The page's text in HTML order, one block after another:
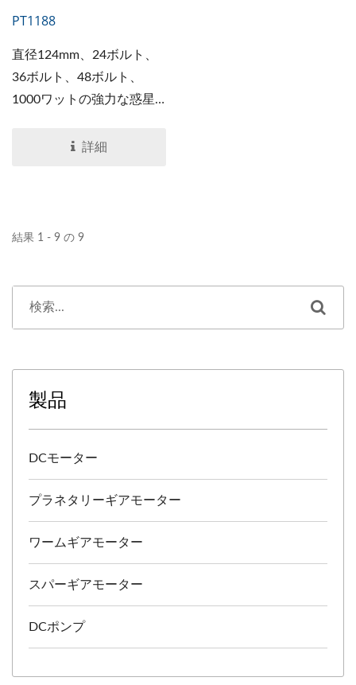
PT1188
直径124mm、24ボルト、
36ボルト、48ボルト、
1000ワットの強力な惑星
AGVシステム、鉄道輸送、
詳細
結果 1 - 9 の 9
製品
DCモーター
プラネタリーギアモーター
ワームギアモーター
スパーギアモーター
DCポンプ